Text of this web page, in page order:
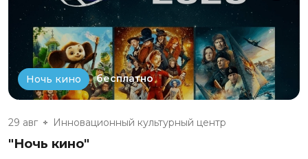
Ночь кино бесплатно
29 авг Инновационный культурный центр
"Ночь кино"